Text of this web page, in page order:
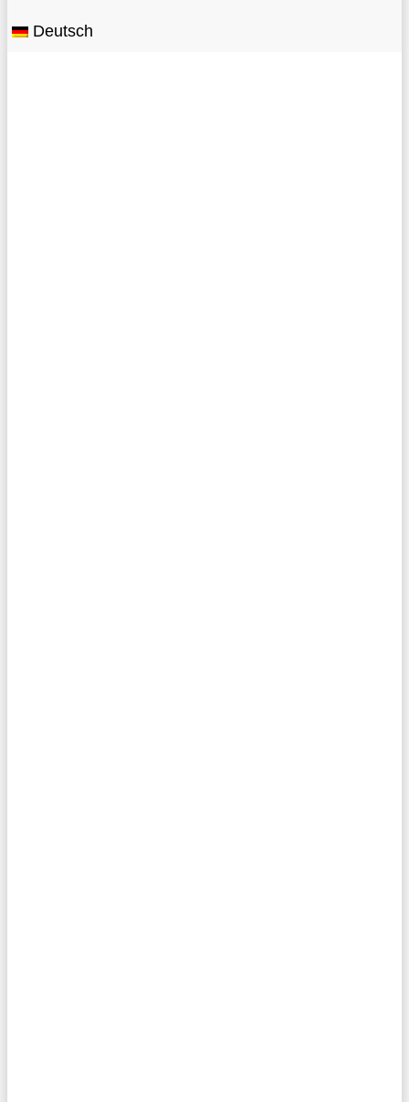
Deutsch